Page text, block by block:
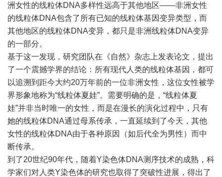
洲女性的线粒体DNA多样性远高于其他地区——非洲女性
的线粒体DNA包含了所有已知的线粒体基因变异类型，而
其他地区的线粒体DNA变异，都只是非洲线粒体DNA变异
的一部分。
基于这一发现，研究团队在《自然》杂志上发表论文，提出
了一个震撼学界的结论：所有现代人类的线粒体基因，都可
以追溯到距今大约20万年前的一位非洲女性，这位女性被学
界形象地称为“线粒体夏娃”。需要明确的是，“线粒体夏
娃”并非当时唯一的女性，而是在漫长的演化过程中，只有
她的线粒体DNA通过母系传承，一直延续到了今天，其他
女性的线粒体DNA由于各种原因（如后代全为男性）而中
断传承。
到了20世纪90年代，随着Y染色体DNA测序技术的成熟，科
学家们对人类Y染色体的研究也取得了突破性进展，得出了